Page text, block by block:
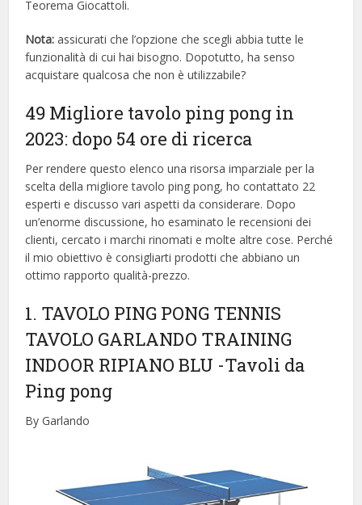
Teorema Giocattoli.
Nota: assicurati che l’opzione che scegli abbia tutte le
funzionalità di cui hai bisogno. Dopotutto, ha senso
acquistare qualcosa che non è utilizzabile?
49 Migliore tavolo ping pong in
2023: dopo 54 ore di ricerca
Per rendere questo elenco una risorsa imparziale per la
scelta della migliore tavolo ping pong, ​​ho contattato 22
esperti e discusso vari aspetti da considerare. Dopo
un’enorme discussione, ho esaminato le recensioni dei
clienti, cercato i marchi rinomati e molte altre cose. Perché
il mio obiettivo è consigliarti prodotti che abbiano un
ottimo rapporto qualità-prezzo.
1. TAVOLO PING PONG TENNIS
TAVOLO GARLANDO TRAINING
INDOOR RIPIANO BLU -Tavoli da
Ping pong
By Garlando